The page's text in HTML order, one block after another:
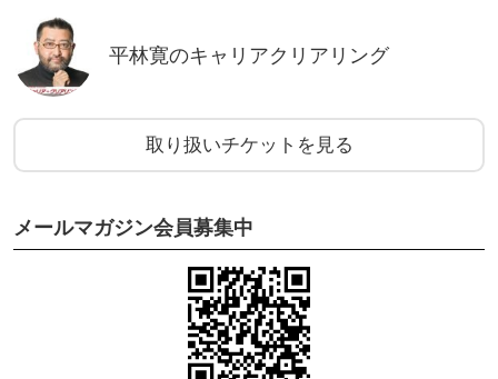
平林寛のキャリアクリアリング
取り扱いチケットを見る
メールマガジン会員募集中